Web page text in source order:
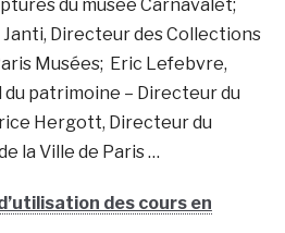
du musée Carnavalet;
Directeur des Collections
Musées; Eric Lefebvre,
patrimoine – Directeur du
Hergott, Directeur du
la Ville de Paris …
des cours en